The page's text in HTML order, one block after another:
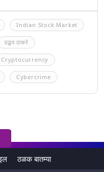
Indian Stock Market
उद्धव ठाकरे
Cryptocurrency
Cybercrime
ठळक बातम्या